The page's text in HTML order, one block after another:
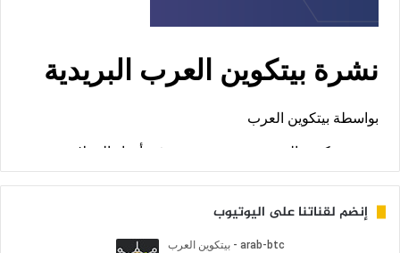
إنضم لقناتنا على اليوتيوب